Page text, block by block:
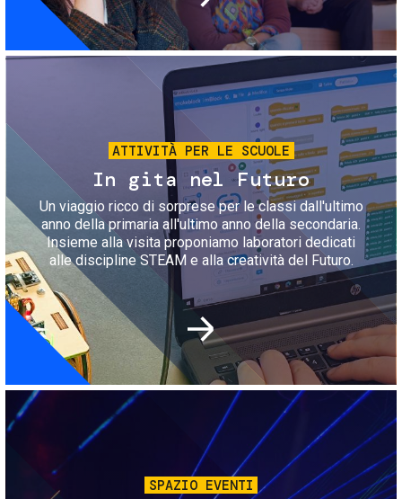
Immagine
ATTIVITÀ PER LE SCUOLE
In gita nel Futuro
Un viaggio ricco di sorprese per le classi dall'ultimo
anno della primaria all'ultimo anno della secondaria.
Insieme alla visita proponiamo laboratori dedicati
alle discipline STEAM e alla creatività del Futuro.
Immagine
SPAZIO EVENTI